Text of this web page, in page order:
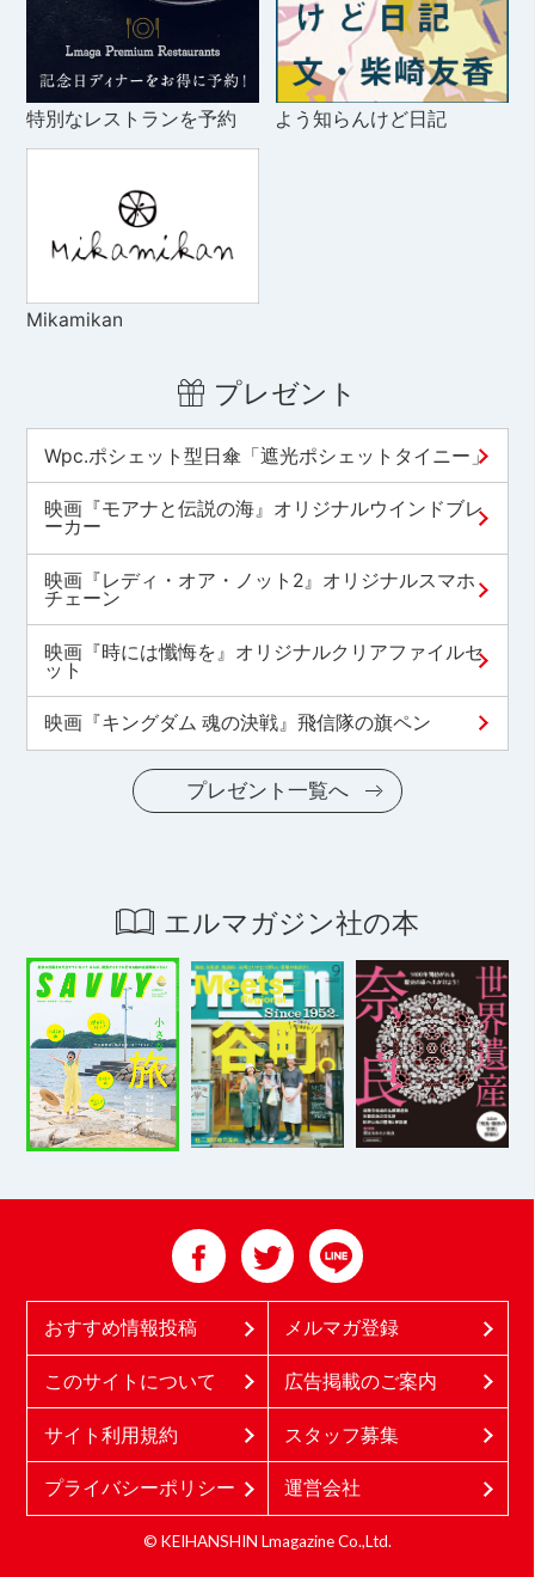
特別なレストランを予約 よう知らんけど日記
Mikamikan
プレゼント
Wpc.ポシェット型日傘「遮光ポシェットタイニー」
映画『モアナと伝説の海』オリジナルウインドブレ
ーカー
映画『レディ・オア・ノット2』オリジナルスマホ
チェーン
映画『時には懺悔を』オリジナルクリアファイルセ
ット
映画『キングダム 魂の決戦』飛信隊の旗ペン
プレゼント一覧へ
エルマガジン社の本
おすすめ情報投稿 メルマガ登録
このサイトについて 広告掲載のご案内
サイト利用規約 スタッフ募集
プライバシーポリシー 運営会社
© KEIHANSHIN Lmagazine Co.,Ltd.